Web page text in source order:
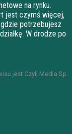
na rynku.
jest czymś więcej,
potrzebujesz
W drodze po
jest Czyli Media Sp.